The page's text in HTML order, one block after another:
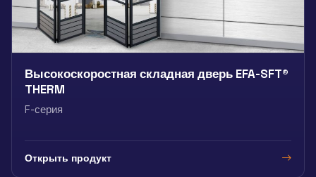
Высокоскоростная складная дверь EFA-SFT®
THERM
F-серия
Открыть продукт